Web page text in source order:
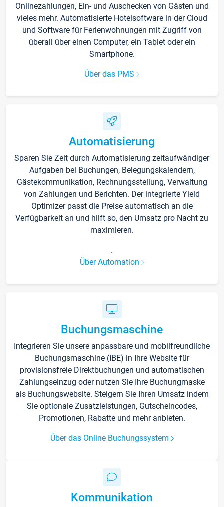
Onlinezahlungen, Ein- und Auschecken von Gästen und
vieles mehr. Automatisierte Hotelsoftware in der Cloud
und Software für Ferienwohnungen mit Zugriff von
überall über einen Computer, ein Tablet oder ein
Smartphone.
Über das PMS
Automatisierung
Sparen Sie Zeit durch Automatisierung zeitaufwändiger
Aufgaben bei Buchungen, Belegungskalendern,
Gästekommunikation, Rechnungsstellung, Verwaltung
von Zahlungen und Berichten. Der integrierte Yield
Optimizer passt die Preise automatisch an die
Verfügbarkeit an und hilft so, den Umsatz pro Nacht zu
maximieren.
.
Über Automation
Buchungsmaschine
Integrieren Sie unsere anpassbare und mobilfreundliche
Buchungsmaschine (IBE) in Ihre Website für
provisionsfreie Direktbuchungen und automatischen
Zahlungseinzug oder nutzen Sie Ihre Buchungmaske
als Buchungswebsite. Steigern Sie Ihren Umsatz indem
Sie optionale Zusatzleistungen, Gutscheincodes,
Promotionen, Rabatte und mehr anbieten.
Über das Online Buchungssystem
Kommunikation